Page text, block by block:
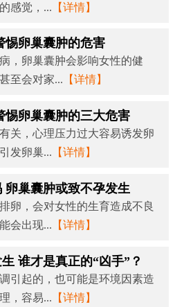
感觉，... 【详情】
惕卵巢囊肿的危害
，卵巢囊肿会影响女性的健
至会对家... 【详情】
惕卵巢囊肿的三大危害
关，心理压力过大容易诱发卵
发卵巢... 【详情】
卵巢囊肿或致不孕发生
卵，会对女性的生育造成不良
会出现... 【详情】
谁才是真正的“凶手”？
引起的，也可能是环境因素造
，容易... 【详情】